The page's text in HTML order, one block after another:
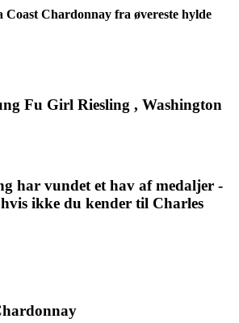
Coast Chardonnay fra øvereste hylde
Fu Girl Riesling , Washington
har vundet et hav af medaljer -
ikke du kender til Charles